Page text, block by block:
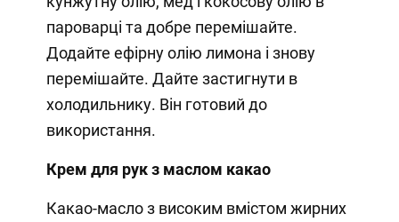
пароварці та добре перемішайте.
Додайте ефірну олію лимона і знову
перемішайте. Дайте застигнути в
холодильнику. Він готовий до
використання.
Крем для рук з маслом какао
Какао-масло з високим вмістом жирних